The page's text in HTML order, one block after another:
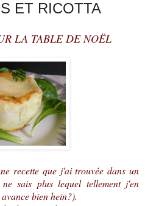
ET RICOTTA
LA TABLE DE NOËL
recette que j'ai trouvée dans un
sais plus lequel tellement j'en
bien hein?).